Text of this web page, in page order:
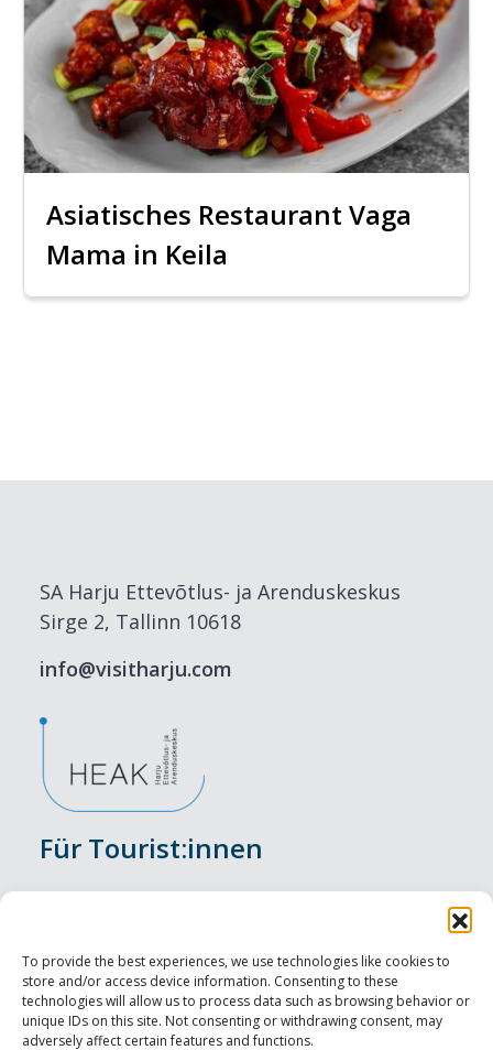
To provide the best experiences, we use technologies like cookies to
store and/or access device information. Consenting to these
technologies will allow us to process data such as browsing behavior or
unique IDs on this site. Not consenting or withdrawing consent, may
adversely affect certain features and functions.
Asiatisches Restaurant Vaga
Mama in Keila
SA Harju Ettevõtlus- ja Arenduskeskus
Sirge 2, Tallinn 10618
info@visitharju.com
Für Tourist:innen
Unterkunft
Genusserlebnisse